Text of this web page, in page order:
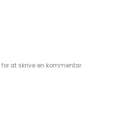
for at skrive en kommentar.